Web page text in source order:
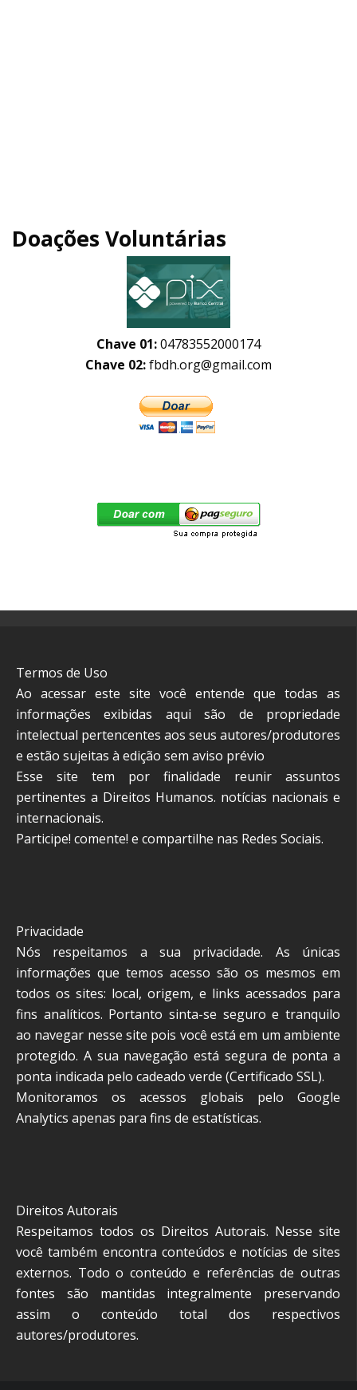
Doações Voluntárias
Chave 01:04783552000174
Chave 02:fbdh.org@gmail.com
Termos de Uso
Ao acessar este site você entende que todas as
informações exibidas aqui são de propriedade
intelectual pertencentes aos seus autores/produtores
e estão sujeitas à edição sem aviso prévio
Esse site tem por finalidade reunir assuntos
pertinentes a Direitos Humanos. notícias nacionais e
internacionais.
Participe! comente! e compartilhe nas Redes Sociais.
Privacidade
Nós respeitamos a sua privacidade. As únicas
informações que temos acesso são os mesmos em
todos os sites: local, origem, e links acessados para
fins analíticos. Portanto sinta-se seguro e tranquilo
ao navegar nesse site pois você está em um ambiente
protegido. A sua navegação está segura de ponta a
ponta indicada pelo cadeado verde (Certificado SSL).
Monitoramos os acessos globais pelo Google
Analytics apenas para fins de estatísticas.
Direitos Autorais
Respeitamos todos os Direitos Autorais. Nesse site
você também encontra conteúdos e notícias de sites
externos. Todo o conteúdo e referências de outras
fontes são mantidas integralmente preservando
assim o conteúdo total dos respectivos
autores/produtores.